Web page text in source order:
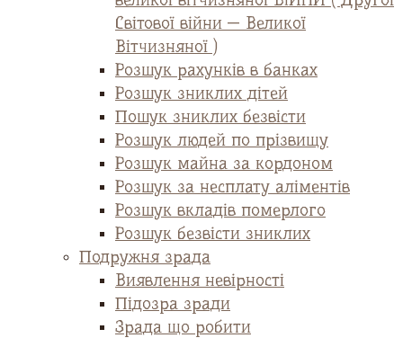
Світової війни — Великої
Вітчизняної )
Розшук рахунків в банках
Розшук зниклих дітей
Пошук зниклих безвісти
Розшук людей по прізвищу
Розшук майна за кордоном
Розшук за несплату аліментів
Розшук вкладів померлого
Розшук безвісти зниклих
Подружня зрада
Виявлення невірності
Підозра зради
Зрада що робити